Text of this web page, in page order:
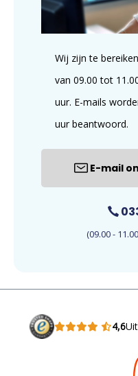
Wij zijn te
van 09.00 tot
uur. E-mails
uur beantwoord.
E-mail
(09.00 -
4,6